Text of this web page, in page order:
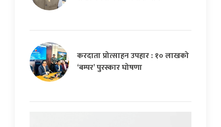
करदाता प्रोत्साहन उपहार : १० लाखको
‘बम्पर’ पुरस्कार घोषणा